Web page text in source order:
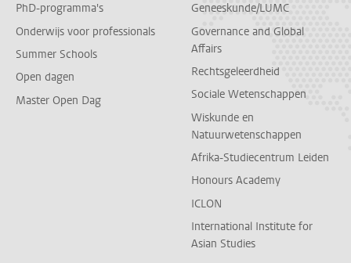
PhD-programma's
Onderwijs voor professionals
Summer Schools
Open dagen
Master Open Dag
Geneeskunde/LUMC
Governance and Global
Affairs
Rechtsgeleerdheid
Sociale Wetenschappen
Wiskunde en
Natuurwetenschappen
Afrika-Studiecentrum Leiden
Honours Academy
ICLON
International Institute for
Asian Studies